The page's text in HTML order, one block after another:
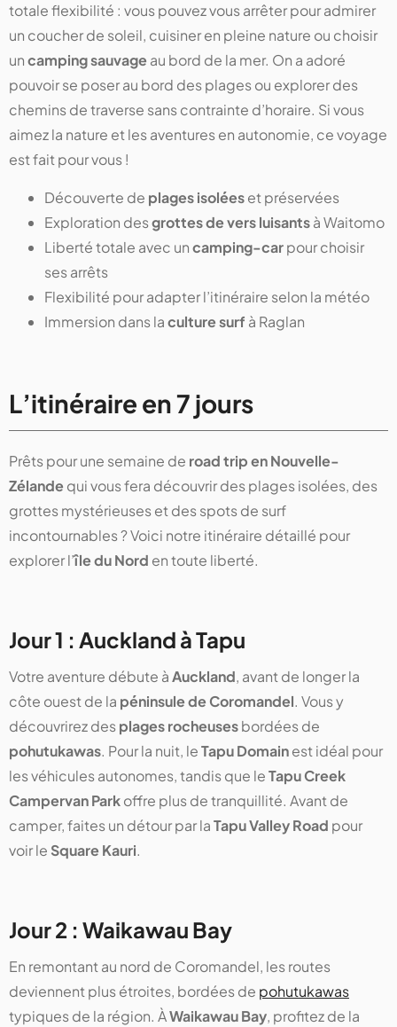
totale flexibilité : vous pouvez vous arrêter pour admirer
un coucher de soleil, cuisiner en pleine nature ou choisir
uncamping sauvageau bord de la mer. On a adoré
pouvoir se poser au bord des plages ou explorer des
chemins de traverse sans contrainte d’horaire. Si vous
aimez la nature et les aventures en autonomie, ce voyage
est fait pour vous !
Découverte de plages isoléeset préservées
Exploration desgrottes de vers luisantsà Waitomo
Liberté totale avec uncamping-carpour choisir
ses arrêts
Flexibilité pour adapter l’itinéraire selon la météo
Immersion dans laculture surf à Raglan
L’itinéraire en 7 jours
Prêts pour une semaine de road trip en Nouvelle-
Zélandequi vous fera découvrir des plages isolées, des
grottes mystérieuses et des spots de surf
incontournables ? Voici notre itinéraire détaillé pour
explorer l’île du Nord en toute liberté.
Jour 1 : Auckland à Tapu
Votre aventure débute àAuckland, avant de longer la
côte ouest de la péninsule de Coromandel. Vous y
découvrirez desplages rocheusesbordées de
pohutukawas. Pour la nuit, leTapu Domainest idéal pour
les véhicules autonomes, tandis que leTapu Creek
Campervan Parkoffre plus de tranquillité. Avant de
camper, faites un détour par laTapu Valley Road pour
voir le Square Kauri.
Jour 2 : Waikawau Bay
En remontant au nord de Coromandel, les routes
deviennent plus étroites, bordées de pohutukawas
typiques de la région. ÀWaikawau Bay, profitez de la